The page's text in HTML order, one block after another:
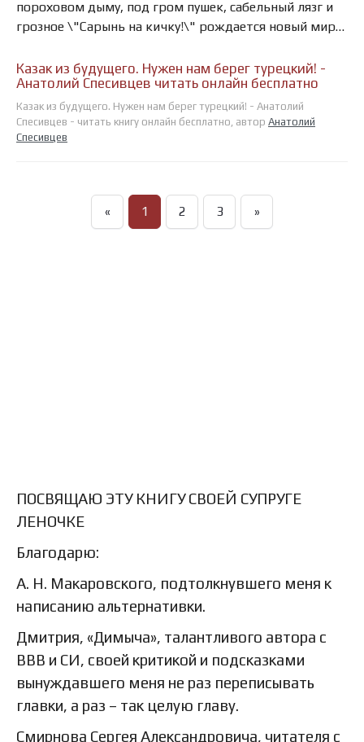
пороховом дыму, под гром пушек, сабельный лязг и
грозное \"Сарынь на кичку!\" рождается новый мир…
Казак из будущего. Нужен нам берег турецкий! -
Анатолий Спесивцев читать онлайн бесплатно
Казак из будущего. Нужен нам берег турецкий! - Анатолий
Спесивцев - читать книгу онлайн бесплатно, автор Анатолий
Спесивцев
« 1 2 3 »
ПОСВЯЩАЮ ЭТУ КНИГУ СВОЕЙ СУПРУГЕ
ЛЕНОЧКЕ
Благодарю:
А. Н. Макаровского, подтолкнувшего меня к
написанию альтернативки.
Дмитрия, «Димыча», талантливого автора с
ВВВ и СИ, своей критикой и подсказками
вынуждавшего меня не раз переписывать
главки, а раз – так целую главу.
Смирнова Сергея Александровича, читателя с